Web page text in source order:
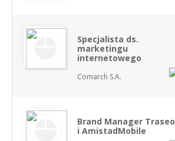
Specjalista ds.
marketingu
internetowego
Comarch S.A.
Brand Manager Traseo
i AmistadMobile